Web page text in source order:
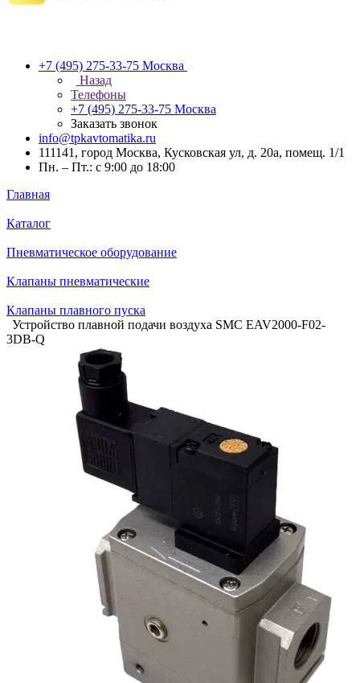
+7 (495) 275-33-75 Москва
Назад
Телефоны
+7 (495) 275-33-75 Москва
Заказать звонок
info@tpkavtomatika.ru
111141, город Москва, Кусковская ул, д. 20а, помещ. 1/1
Пн. – Пт.: с 9:00 до 18:00
Главная
Каталог
Пневматическое оборудование
Клапаны пневматические
Клапаны плавного пуска
Устройство плавной подачи воздуха SMC EAV2000-F02-
3DB-Q